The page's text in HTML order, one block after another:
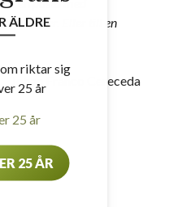
och örter. Eller till en
Johan Franco Cereceda
ÄLDRE
riktar sig
25 år
25 år
25 ÅR